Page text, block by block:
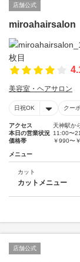
店舗公式
miroahairsalon
美容室・ヘアサロン
日祝OK クー
アクセス
天神駅か
本日の営業状況 11:00〜
価格帯
￥990〜
メニュー
カット
カットメニュー
店舗公式